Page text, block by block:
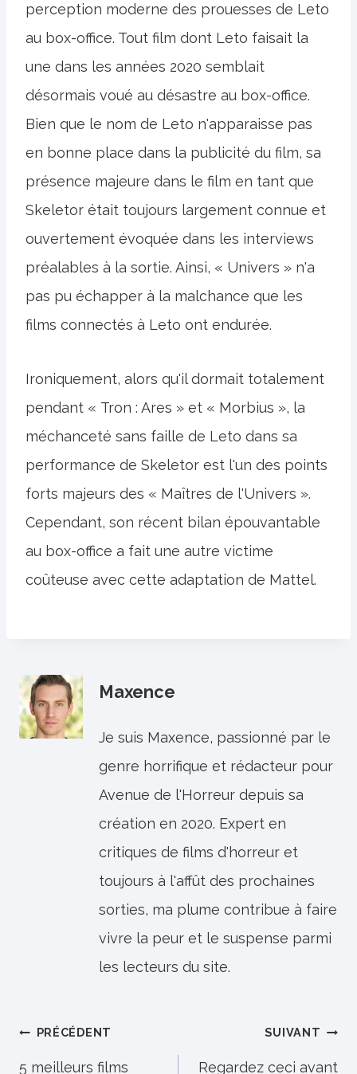
perception moderne des prouesses de Leto
au box-office. Tout film dont Leto faisait la
une dans les années 2020 semblait
désormais voué au désastre au box-office.
Bien que le nom de Leto n'apparaisse pas
en bonne place dans la publicité du film, sa
présence majeure dans le film en tant que
Skeletor était toujours largement connue et
ouvertement évoquée dans les interviews
préalables à la sortie. Ainsi, « Univers » n'a
pas pu échapper à la malchance que les
films connectés à Leto ont endurée.
Ironiquement, alors qu'il dormait totalement
pendant « Tron : Ares » et « Morbius », la
méchanceté sans faille de Leto dans sa
performance de Skeletor est l'un des points
forts majeurs des « Maîtres de l'Univers ».
Cependant, son récent bilan épouvantable
au box-office a fait une autre victime
coûteuse avec cette adaptation de Mattel.
Maxence
Je suis Maxence, passionné par le
genre horrifique et rédacteur pour
Avenue de l'Horreur depuis sa
création en 2020. Expert en
critiques de films d'horreur et
toujours à l'affût des prochaines
sorties, ma plume contribue à faire
vivre la peur et le suspense parmi
les lecteurs du site.
Navigation
PRÉCÉDENT
5 meilleurs films
SUIVANT
Regardez ceci avant